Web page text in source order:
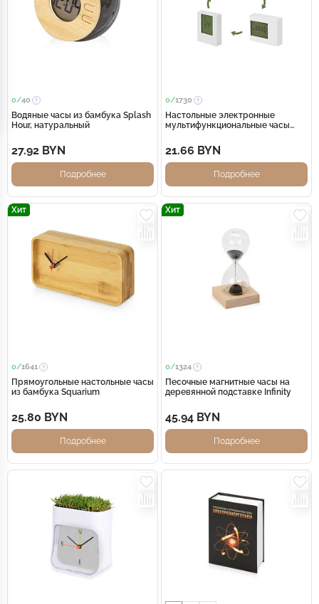
0/40
Водяные часы из бамбука Splash
Hour, натуральный
27.92 BYN
Подробнее
0/1730
Настольные электронные
мультифункциональные часы
21.66 BYN
Подробнее
Хит
0/1641
Прямоугольные настольные часы
из бамбука Squarium
25.80 BYN
Подробнее
Хит
0/1324
Песочные магнитные часы на
деревянной подставке Infinity
45.94 BYN
Подробнее